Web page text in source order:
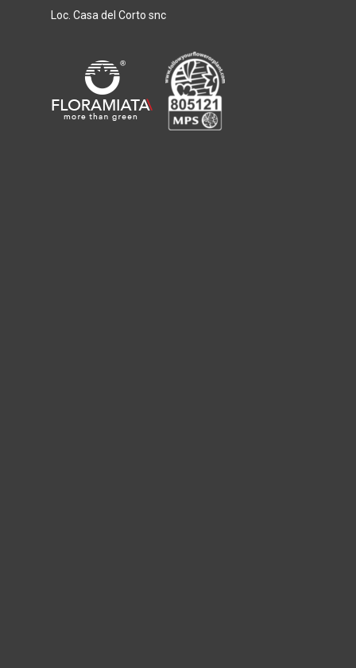
Loc. Casa del Corto snc